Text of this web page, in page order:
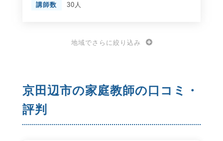
講師数
30人
地域でさらに絞り込み
京田辺市の家庭教師の口コミ・
評判